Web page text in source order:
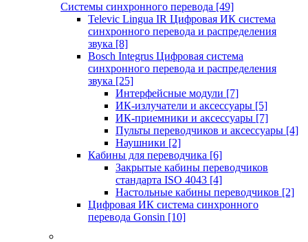
Системы синхронного перевода [49]
Televic Lingua IR Цифровая ИК система
синхронного перевода и распределения
звука [8]
Bosch Integrus Цифровая система
синхронного перевода и распределения
звука [25]
Интерфейсные модули [7]
ИК-излучатели и аксессуары [5]
ИК-приемники и аксессуары [7]
Пульты переводчиков и аксессуары [4]
Наушники [2]
Кабины для переводчика [6]
Закрытые кабины переводчиков
стандарта ISO 4043 [4]
Настольные кабины переводчиков [2]
Цифровая ИК система синхронного
перевода Gonsin [10]